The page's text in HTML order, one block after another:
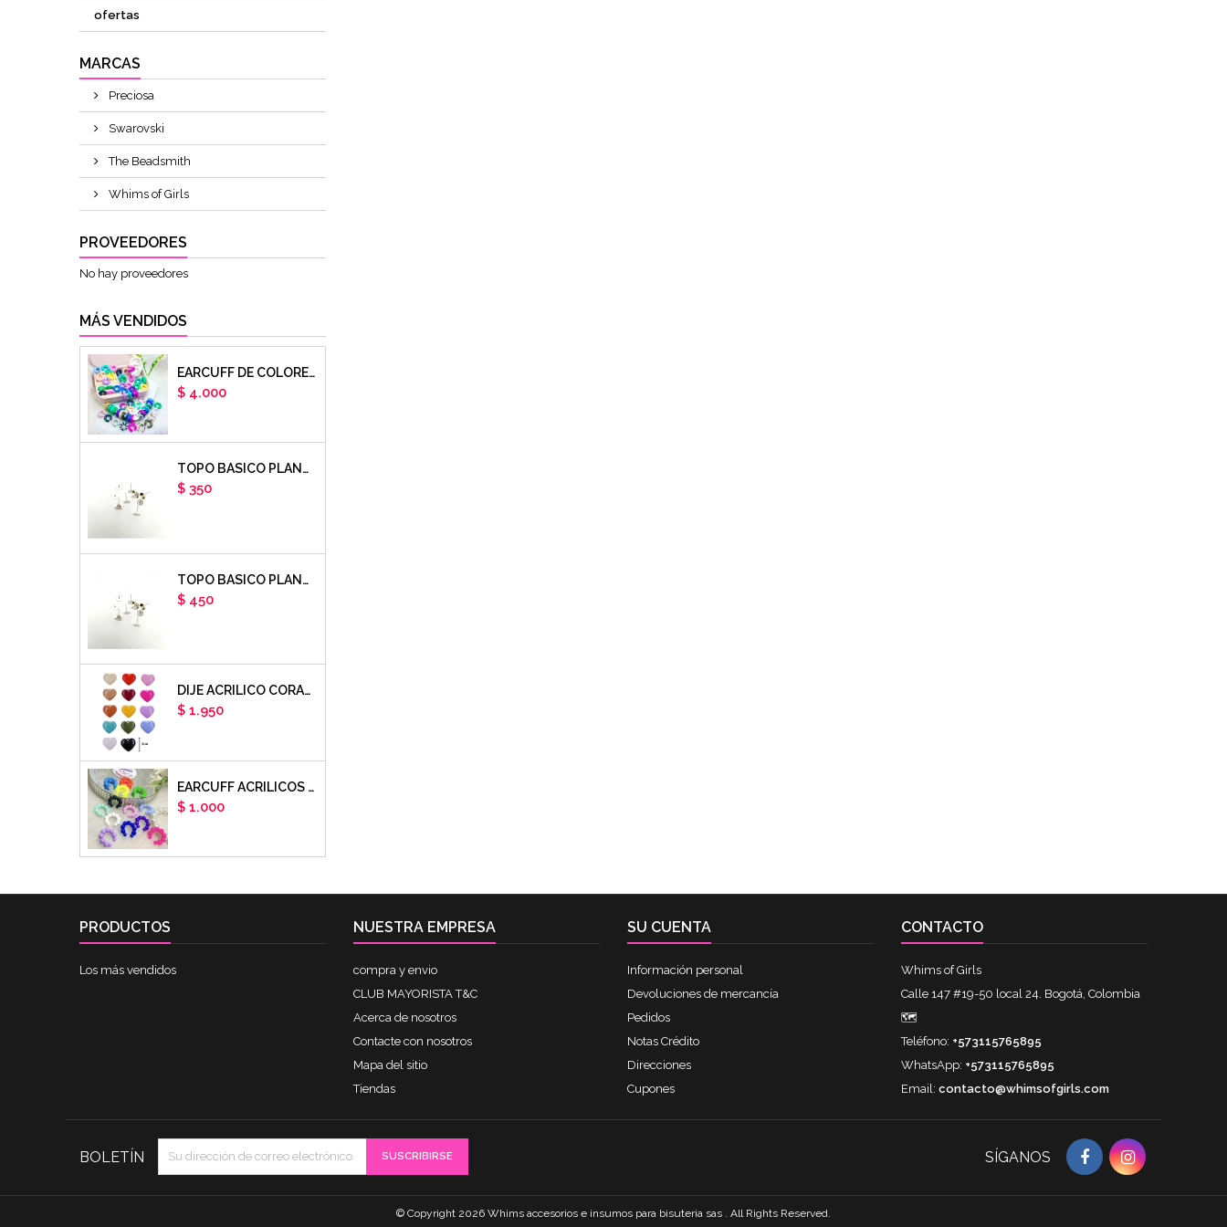
ofertas
MARCAS
Preciosa
Swarovski
The Beadsmith
Whims of Girls
PROVEEDORES
No hay proveedores
MÁS VENDIDOS
EARCUFF DE COLORES EN ARCILLA POLIMERICA X UNIDAD
Precio
$ 4.000
TOPO BASICO PLANO 6MM ACERO PLATEADO X PAR
Precio
$ 350
TOPO BASICO PLANO 8MM ACERO PLATEADO X PAR
Precio
$ 450
DIJE ACRILICO CORAZON LISO X UNIDAD
Precio
$ 1.950
EARCUFF ACRILICOS DE COLORES BALINES X UNIDAD
Precio
$ 1.000
PRODUCTOS
Los más vendidos
NUESTRA EMPRESA
compra y envio
CLUB MAYORISTA T&C
Acerca de nosotros
Contacte con nosotros
Mapa del sitio
Tiendas
SU CUENTA
Información personal
Devoluciones de mercancía
Pedidos
Notas Crédito
Direcciones
Cupones
CONTACTO
Whims of Girls
Calle 147 #19-50 local 24. Bogotá, Colombia
🗺
Teléfono: +573115765895
WhatsApp: +573115765895
Email: contacto@whimsofgirls.com
BOLETÍN SÍGANOS
© Copyright 2026 Whims accesorios e insumos para bisuteria sas . All Rights Reserved.